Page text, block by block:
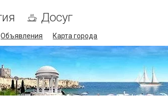
Досуг
Объявления Карта города